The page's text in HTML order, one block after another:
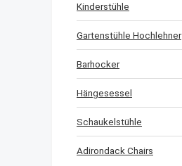
Kinderstühle
Gartenstühle Hochlehner
Barhocker
Hängesessel
Schaukelstühle
Adirondack Chairs